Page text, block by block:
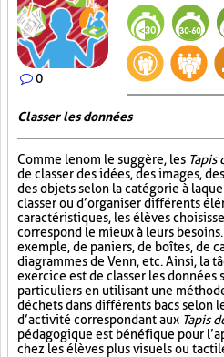
0
Classer les données
Comme le nom le suggère, les Tapis
de classer des idées, des images,
des objets selon la catégorie à
classer ou d’organiser différents
caractéristiques, les élèves
correspond le mieux à leurs
exemple, de paniers, de boîtes, de
diagrammes de Venn, etc. Ainsi, la
exercice est de classer les données
particuliers en utilisant une
déchets dans différents bacs selon
d’activité correspondant aux Tapis
pédagogique est bénéfique pour
chez les élèves plus visuels ou